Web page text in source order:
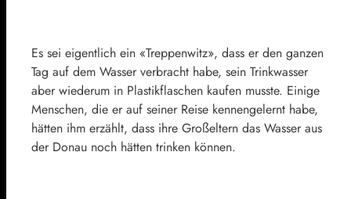
Es sei eigentlich ein «Treppenwitz», dass er den ganzen
Tag auf dem Wasser verbracht habe, sein Trinkwasser
aber wiederum in Plastikflaschen kaufen musste. Einige
Menschen, die er auf seiner Reise kennengelernt habe,
hätten ihm erzählt, dass ihre Großeltern das Wasser aus
der Donau noch hätten trinken können.